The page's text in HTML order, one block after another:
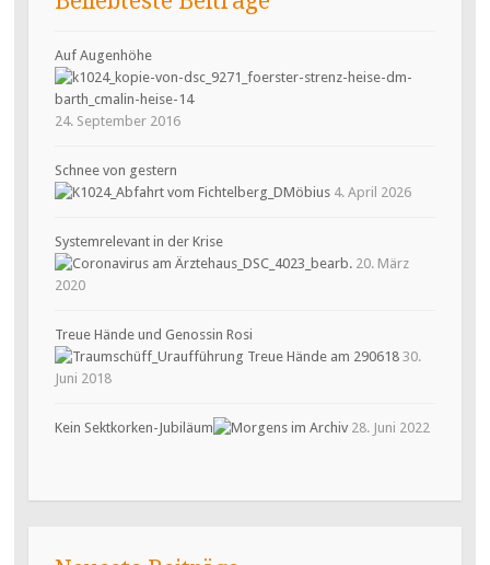
Auf Augenhöhe
24. September 2016
Schnee von gestern
4. April 2026
Systemrelevant in der Krise
20. März
2020
Treue Hände und Genossin Rosi
30.
Juni 2018
Kein Sektkorken-Jubiläum 28. Juni 2022